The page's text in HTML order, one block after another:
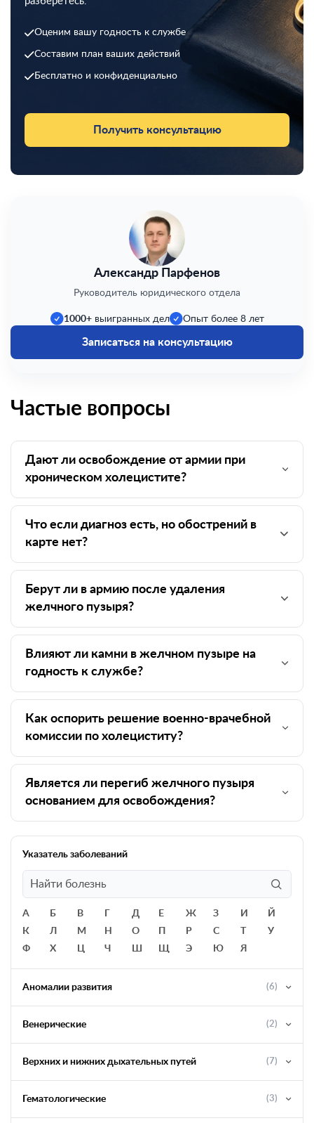
Оценим вашу годность к службе
Составим план ваших действий
Бесплатно и конфиденциально
Получить консультацию
Александр Парфенов
Руководитель юридического отдела
1000+выигранных дел Опыт более 8 лет
Записаться на консультацию
Частые вопросы
Дают ли освобождение от армии при
хроническом холецистите?
Что если диагноз есть, но обострений в
карте нет?
Берут ли в армию после удаления
желчного пузыря?
Влияют ли камни в желчном пузыре на
годность к службе?
Как оспорить решение военно-врачебной
комиссии по холециститу?
Является ли перегиб желчного пузыря
основанием для освобождения?
Указатель заболеваний
А Б В Д Е Ж З И
Й
К
Л М Н О Р С
У
Ф
Х Ц Ч Ш Щ Э Ю Я
Аномалии развития (6)
Венерические (2)
Верхних и нижних дыхательных путей (7)
Гематологические (3)